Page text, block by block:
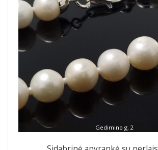
Gedimino g. 2